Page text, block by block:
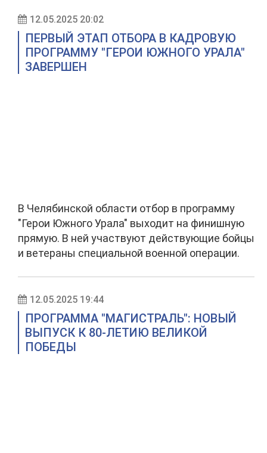
12.05.2025 20:02
ПЕРВЫЙ ЭТАП ОТБОРА В КАДРОВУЮ
ПРОГРАММУ "ГЕРОИ ЮЖНОГО УРАЛА"
ЗАВЕРШЕН
В Челябинской области отбор в программу
"Герои Южного Урала" выходит на финишную
прямую. В ней участвуют действующие бойцы
и ветераны специальной военной операции.
12.05.2025 19:44
ПРОГРАММА "МАГИСТРАЛЬ": НОВЫЙ
ВЫПУСК К 80-ЛЕТИЮ ВЕЛИКОЙ
ПОБЕДЫ